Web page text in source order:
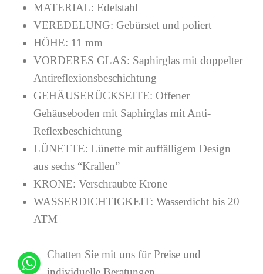
MATERIAL: Edelstahl
VEREDELUNG: Gebürstet und poliert
HÖHE: 11 mm
VORDERES GLAS: Saphirglas mit doppelter
Antireflexionsbeschichtung
GEHÄUSERÜCKSEITE: Offener
Gehäuseboden mit Saphirglas mit Anti-
Reflexbeschichtung
LÜNETTE: Lünette mit auffälligem Design
aus sechs “Krallen”
KRONE: Verschraubte Krone
WASSERDICHTIGKEIT: Wasserdicht bis 20
ATM
Chatten Sie mit uns für Preise und